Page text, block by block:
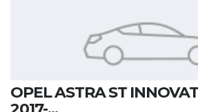
OPEL ASTRA ST